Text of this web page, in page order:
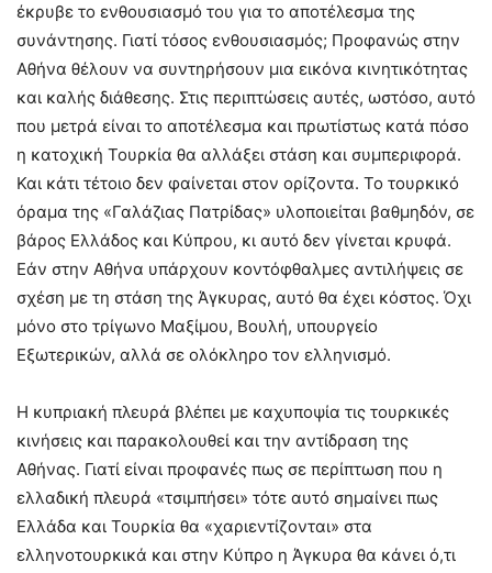
έκρυβε το ενθουσιασμό του για το αποτέλεσμα της
συνάντησης. Γιατί τόσος ενθουσιασμός; Προφανώς στην
Αθήνα θέλουν να συντηρήσουν μια εικόνα κινητικότητας
και καλής διάθεσης. Στις περιπτώσεις αυτές, ωστόσο, αυτό
που μετρά είναι το αποτέλεσμα και πρωτίστως κατά πόσο
η κατοχική Τουρκία θα αλλάξει στάση και συμπεριφορά.
Και κάτι τέτοιο δεν φαίνεται στον ορίζοντα. Το τουρκικό
όραμα της «Γαλάζιας Πατρίδας» υλοποιείται βαθμηδόν, σε
βάρος Ελλάδος και Κύπρου, κι αυτό δεν γίνεται κρυφά.
Εάν στην Αθήνα υπάρχουν κοντόφθαλμες αντιλήψεις σε
σχέση με τη στάση της Άγκυρας, αυτό θα έχει κόστος. Όχι
μόνο στο τρίγωνο Μαξίμου, Βουλή, υπουργείο
Εξωτερικών, αλλά σε ολόκληρο τον ελληνισμό.
Η κυπριακή πλευρά βλέπει με καχυποψία τις τουρκικές
κινήσεις και παρακολουθεί και την αντίδραση της
Αθήνας. Γιατί είναι προφανές πως σε περίπτωση που η
ελλαδική πλευρά «τσιμπήσει» τότε αυτό σημαίνει πως
Ελλάδα και Τουρκία θα «χαριεντίζονται» στα
ελληνοτουρκικά και στην Κύπρο η Άγκυρα θα κάνει ό,τι